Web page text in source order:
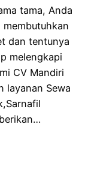
tama, Anda
dan tentunya
melengkapi
CV Mandiri
layanan Sewa